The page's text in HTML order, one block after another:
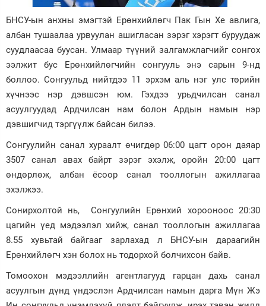
Нийгэм
Дэлхий
Зурхай
БНСУ-ын анхны эмэгтэй Ерөнхийлөгч Пак Гын Хе авлига,
албан тушаалаа ур­вуулан ашигласан зэрэг хэрэгт буруудаж
суудлаасаа буу­сан. Улмаар түүний залгамж­лагчийг сонгох
ээлжит бус Ерөнхийлөгчийн сонгууль энэ сарын 9-нд
боллоо. Сонгуульд нийтдээ 11 эрхэм аль нэг улс төрийн
хүчнээс нэр дэвшсэн юм. Гэхдээ урьдчилсан санал
асуулгуудад Ардчилсан нам болон Ардын намын нэр
дэвшигчид тэргүүлж байсан билээ.
Сонгуулийн санал хураалт өчигдөр 06:00 цагт орон даяар
3507 санал авах байрт зэрэг эхэлж, оройн 20:00 цагт
өндөрлөж, албан ёсоор санал тооллогын ажиллагаа
эхэлжээ.
Сонирхолтой нь, Сонгуулийн Ерөнхий хорооноос 20:30
цагийн үед мэдээлэл хийж, санал тооллогын ажиллагаа
8.55 хувьтай байгааг зарлахад л БНСУ-ын дараагийн
Ерөнхийлөгч хэн болох нь тодорхой болчихсон байв.
Томоохон мэдээллийн агент­лагууд гарцан дахь санал
асуулгын дүнд үндэслэн Ардчилсан намын дарга Мүн Жэ